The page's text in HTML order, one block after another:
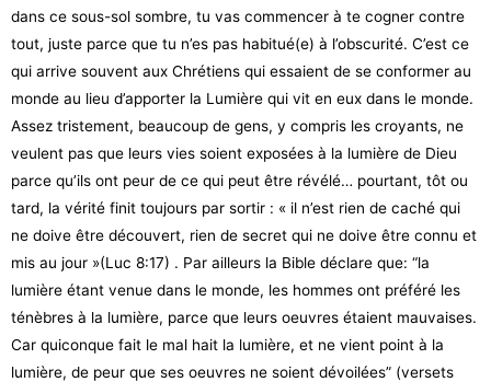
dans ce sous-sol sombre, tu vas commencer à te cogner contre
tout, juste parce que tu n’es pas habitué(e) à l’obscurité. C’est ce
qui arrive souvent aux Chrétiens qui essaient de se conformer au
monde au lieu d’apporter la Lumière qui vit en eux dans le monde.
Assez tristement, beaucoup de gens, y compris les croyants, ne
veulent pas que leurs vies soient exposées à la lumière de Dieu
parce qu’ils ont peur de ce qui peut être révélé… pourtant, tôt ou
tard, la vérité finit toujours par sortir : « il n’est rien de caché qui
ne doive être découvert, rien de secret qui ne doive être connu et
mis au jour »(Luc 8:17) . Par ailleurs la Bible déclare que: “la
lumière étant venue dans le monde, les hommes ont préféré les
ténèbres à la lumière, parce que leurs oeuvres étaient mauvaises.
Car quiconque fait le mal hait la lumière, et ne vient point à la
lumière, de peur que ses oeuvres ne soient dévoilées” (versets